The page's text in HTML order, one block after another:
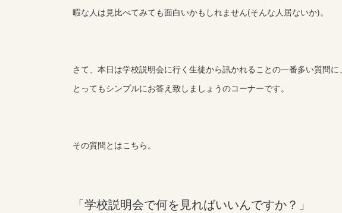
暇な人は見比べてみても面白いかもしれません(そんな人居ないか)。
さて、本日は学校説明会に行く生徒から訊かれることの一番多い質問に、
とってもシンプルにお答え致しましょうのコーナーです。
その質問とはこちら。
「学校説明会で何を見ればいいんですか？」